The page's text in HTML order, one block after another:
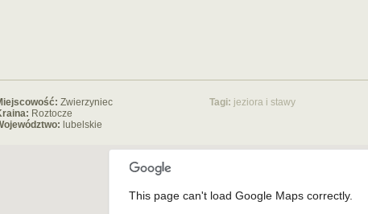
Zwierzyniec
Roztocze
lubelskie
Tagi: jeziora i stawy
This page can't load Google Maps correctly.